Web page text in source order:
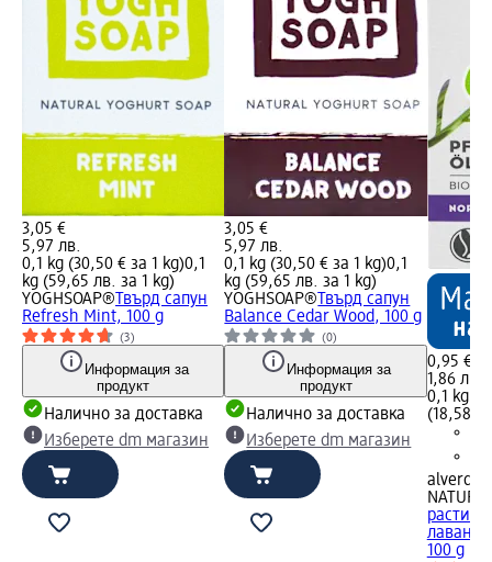
3,05 €
5,97 лв.
0,1 kg (30,50 € за 1 kg)0,1
kg (59,65 лв. за 1 kg)
YOGHSOAP® Твърд сапун
Refresh Mint, 100 g
(3)
Информация за
продукт
Налично за доставка
Изберете dm магазин
3,05 €
5,97 лв.
0,1 kg (30,50 € за 1 kg)0,1
kg (59,65 лв. за 1 kg)
YOGHSOAP® Твърд сапун
Balance Cedar Wood, 100 g
(0)
Информация за
продукт
Налично за доставка
Изберете dm магазин
0,95 €
1,86 лв.
0,1 kg
(18,58
alverde
100 g